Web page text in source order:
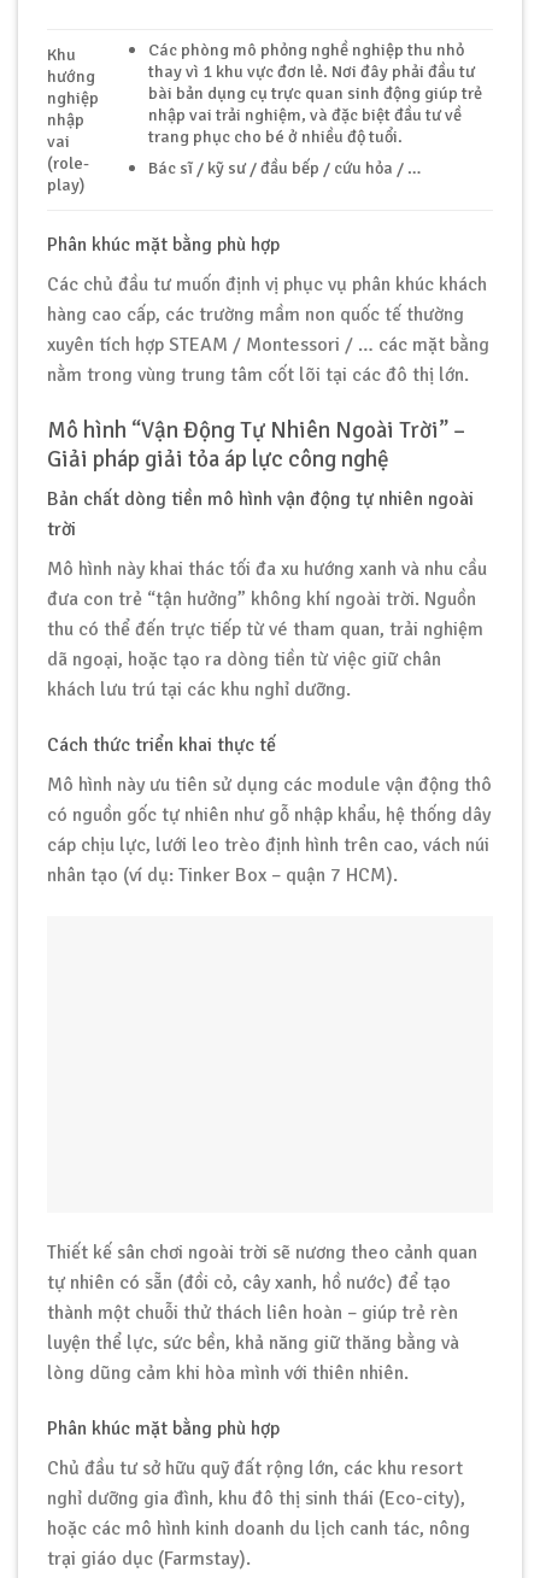
Khu
hướng
nghiệp
nhập
vai
(role-
play)
Các phòng mô phỏng nghề nghiệp thu nhỏ
thay vì 1 khu vực đơn lẻ. Nơi đây phải đầu tư
bài bản dụng cụ trực quan sinh động giúp trẻ
nhập vai trải nghiệm, và đặc biệt đầu tư về
trang phục cho bé ở nhiều độ tuổi.
Bác sĩ / kỹ sư / đầu bếp / cứu hỏa / …
Phân khúc mặt bằng phù hợp
Các chủ đầu tư muốn định vị phục vụ phân khúc khách
hàng cao cấp, các trường mầm non quốc tế thường
xuyên tích hợp STEAM / Montessori / … các mặt bằng
nằm trong vùng trung tâm cốt lõi tại các đô thị lớn.
Mô hình “Vận Động Tự Nhiên Ngoài Trời” –
Giải pháp giải tỏa áp lực công nghệ
Bản chất dòng tiền mô hình vận động tự nhiên ngoài
trời
Mô hình này khai thác tối đa xu hướng xanh và nhu cầu
đưa con trẻ “tận hưởng” không khí ngoài trời. Nguồn
thu có thể đến trực tiếp từ vé tham quan, trải nghiệm
dã ngoại, hoặc tạo ra dòng tiền từ việc giữ chân
khách lưu trú tại các khu nghỉ dưỡng.
Cách thức triển khai thực tế
Mô hình này ưu tiên sử dụng các module vận động thô
có nguồn gốc tự nhiên như gỗ nhập khẩu, hệ thống dây
cáp chịu lực, lưới leo trèo định hình trên cao, vách núi
nhân tạo (ví dụ: Tinker Box – quận 7 HCM).
Thiết kế sân chơi ngoài trời sẽ nương theo cảnh quan
tự nhiên có sẵn (đồi cỏ, cây xanh, hồ nước) để tạo
thành một chuỗi thử thách liên hoàn – giúp trẻ rèn
luyện thể lực, sức bền, khả năng giữ thăng bằng và
lòng dũng cảm khi hòa mình với thiên nhiên.
Phân khúc mặt bằng phù hợp
Chủ đầu tư sở hữu quỹ đất rộng lớn, các khu resort
nghỉ dưỡng gia đình, khu đô thị sinh thái (Eco-city),
hoặc các mô hình kinh doanh du lịch canh tác, nông
trại giáo dục (Farmstay).